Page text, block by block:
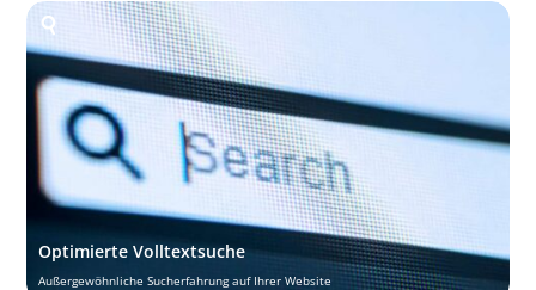
Optimierte Volltextsuche
Außergewöhnliche Sucherfahrung auf Ihrer Website